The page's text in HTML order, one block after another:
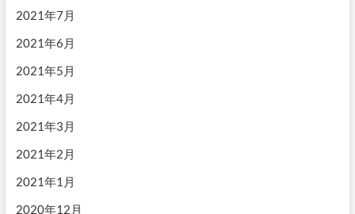
2021年7月
2021年6月
2021年5月
2021年4月
2021年3月
2021年2月
2021年1月
2020年12月